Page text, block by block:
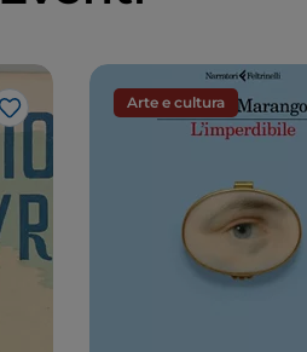
Like
Arte e cultura